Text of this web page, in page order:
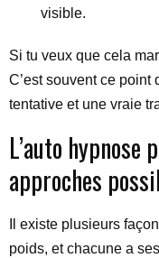
visible.
Si tu veux que cela
C’est souvent ce
tentative et une vraie
L’auto
approches
Il existe plusieurs
poids, et chacune a